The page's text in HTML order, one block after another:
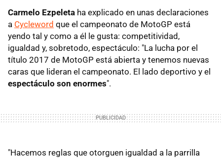
Carmelo Ezpeleta ha explicado en unas declaraciones
a Cycleword que el campeonato de MotoGP está
yendo tal y como a él le gusta: competitividad,
igualdad y, sobretodo, espectáculo: "La lucha por el
título 2017 de MotoGP está abierta y tenemos nuevas
caras que lideran el campeonato. El lado deportivo y el
espectáculo son enormes".
"Hacemos reglas que otorguen igualdad a la parrilla